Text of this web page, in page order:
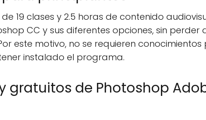
19 clases y 2.5 horas de contenido
CC y sus diferentes opciones, sin perder
este motivo, no se requieren
instalado el programa.
gratuitos de Photoshop